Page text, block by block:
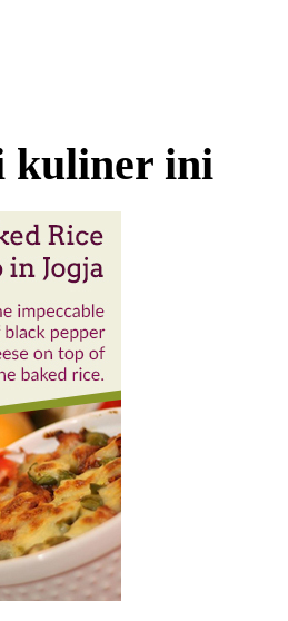
kuliner ini